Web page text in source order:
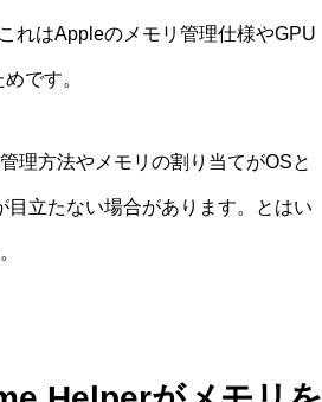
れはAppleのメモリ管理仕様やGPU
です。
理方法やメモリの割り当てがOSと
立たない場合があります。とはい